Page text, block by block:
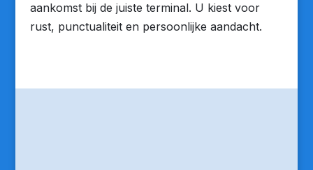
aankomst bij de juiste terminal. U kiest voor
rust, punctualiteit en persoonlijke aandacht.